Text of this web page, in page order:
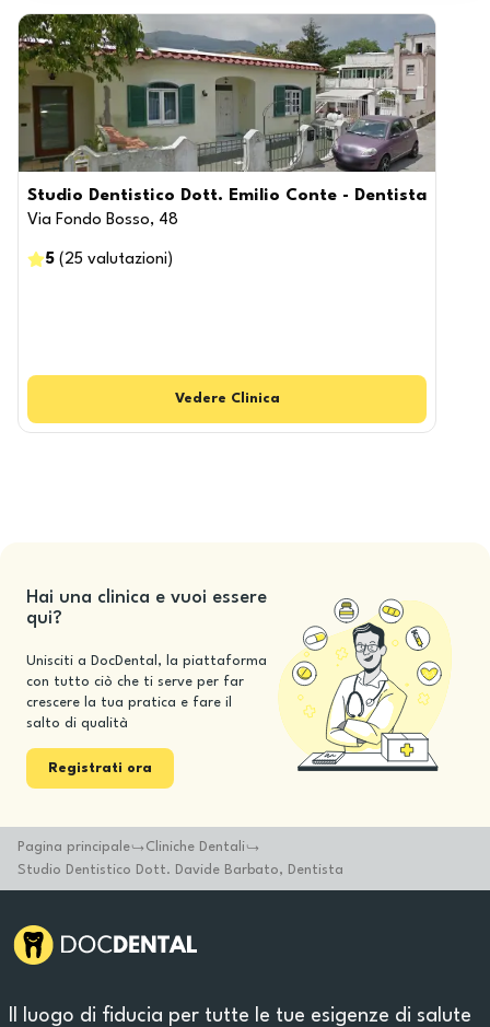
Studio Dentistico Dott. Emilio Conte - Dentista
Via Fondo Bosso, 48
5 ( 25 valutazioni )
Vedere Clinica
Hai una clinica e vuoi essere
qui?
Unisciti a DocDental, la piattaforma
con tutto ciò che ti serve per far
crescere la tua pratica e fare il
salto di qualità
Registrati ora
Pagina principale
Cliniche Dentali
Studio Dentistico Dott. Davide Barbato, Dentista
Il luogo di fiducia per tutte le tue esigenze di salute